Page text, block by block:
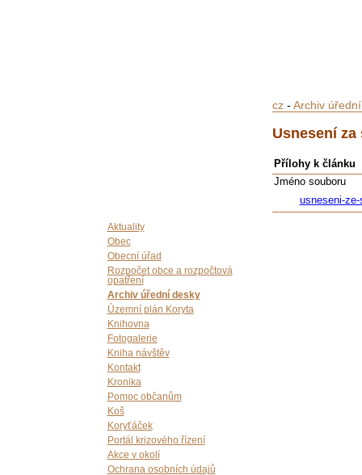
Aktuality
Obec
Obecní úřad
Rozpočet obce a rozpočtová
opatření
Archiv úřední desky
Územní plán Koryta
Knihovna
Fotogalerie
Kniha návštěv
Kontakt
Kronika
Pomoc občanům
Koš
Koryťáček
Portál krizového řízení
Akce v okolí
Ochrana osobních údajů
cz- Archiv
Usnesení za
Přílohy k článku
Jméno souboru
usneseni-